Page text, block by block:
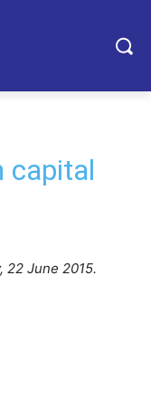
capital
22 June 2015.